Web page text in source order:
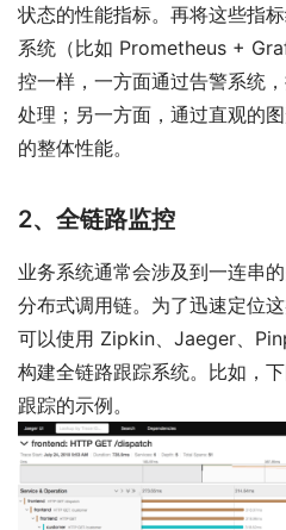
状态的性能指标。再将这些指
系统（比如 Prometheus +
控一样，一方面通过告警系统
处理；另一方面，通过直观的
的整体性能。
2、全链路监控
业务系统通常会涉及到一连串
分布式调用链。为了迅速定位
可以使用 Zipkin、Jaeger、
构建全链路跟踪系统。比如，
跟踪的示例。